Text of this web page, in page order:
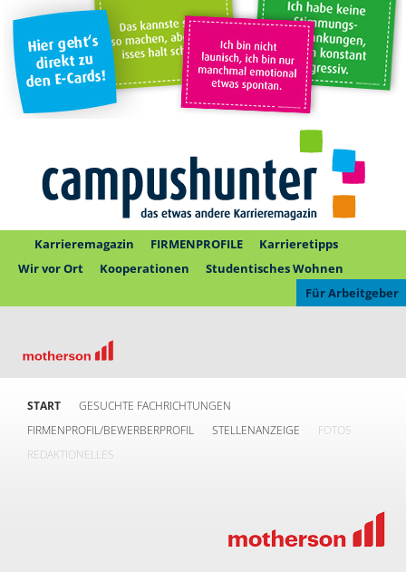
Karrieremagazin FIRMENPROFILE
Karrieretipps
Wir vor Ort
Kooperationen
Studentisches Wohnen
Für Arbeitgeber
START
GESUCHTE FACHRICHTUNGEN
FIRMENPROFIL/BEWERBERPROFIL
STELLENANZEIGE
FOTOS
REDAKTIONELLES